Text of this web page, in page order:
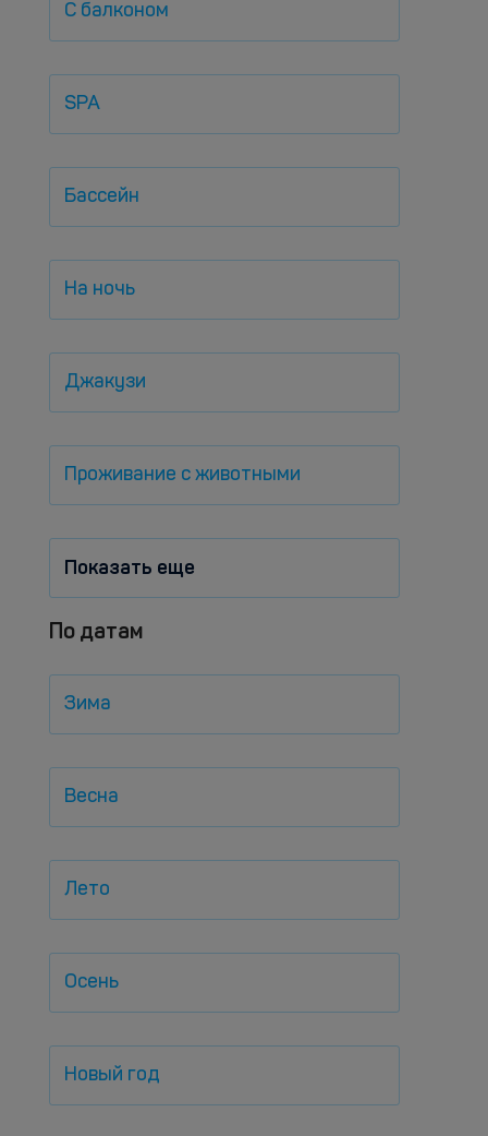
С балконом
SPA
Бассейн
На ночь
Джакузи
Проживание с животными
Показать еще
По датам
Зима
Весна
Лето
Осень
Новый год